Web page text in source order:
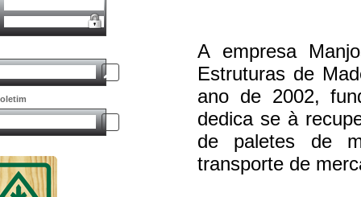
A empresa
Estruturas de
ano de 2002,
dedica se à
de paletes de
transporte de